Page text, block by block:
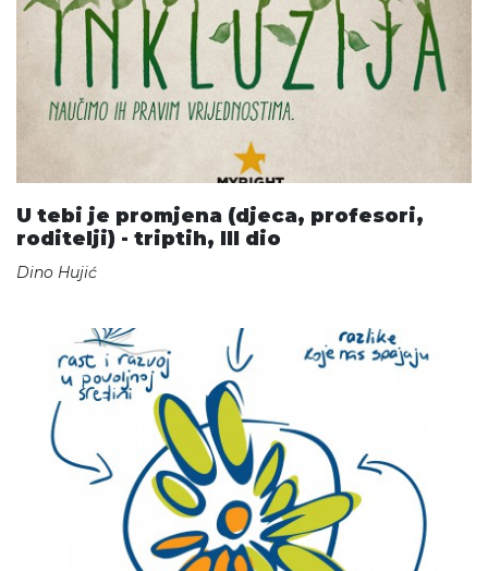
U tebi je promjena (djeca, profesori,
roditelji) - triptih, III dio
Dino Hujić